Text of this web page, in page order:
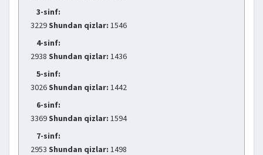
3-sinf:
3229Shundan qizlar: 1546
4-sinf:
2938 Shundan qizlar: 1436
5-sinf:
3026Shundan qizlar: 1442
6-sinf:
3369Shundan qizlar: 1594
7-sinf:
2953 Shundan qizlar: 1498